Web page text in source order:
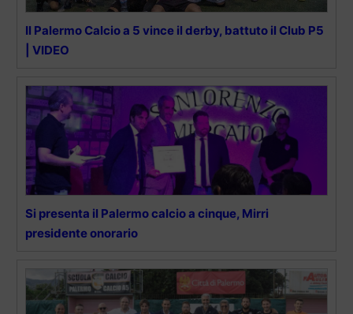
Il Palermo Calcio a 5 vince il derby, battuto il Club P5
| VIDEO
Si presenta il Palermo calcio a cinque, Mirri
presidente onorario